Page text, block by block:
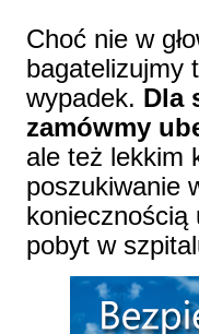
Choć nie w
bagatelizujmy
wypadek. Dla
zamówmy
ale też lekkim
poszukiwanie
koniecznością
pobyt w